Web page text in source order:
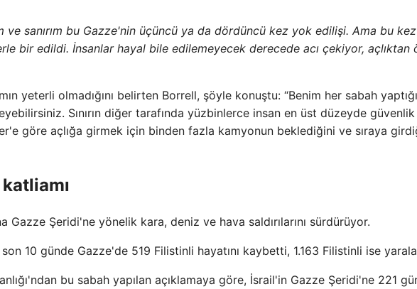
sanırım bu Gazze'nin üçüncü ya da dördüncü kez yok edilişi. Ama bu kez
bir edildi. İnsanlar hayal bile edilemeyecek derecede acı çekiyor, açlıktan
yeterli olmadığını belirten Borrell, şöyle konuştu: “Benim her sabah
Sınırın diğer tarafında yüzbinlerce insan en üst düzeyde güvenlik
göre açlığa girmek için binden fazla kamyonun beklediğini ve sıraya
Şeridi'ne yönelik kara, deniz ve hava saldırılarını sürdürüyor.
son 10 günde Gazze'de 519 Filistinli hayatını kaybetti, 1.163 Filistinli ise
bu sabah yapılan açıklamaya göre, İsrail'in Gazze Şeridi'ne 221